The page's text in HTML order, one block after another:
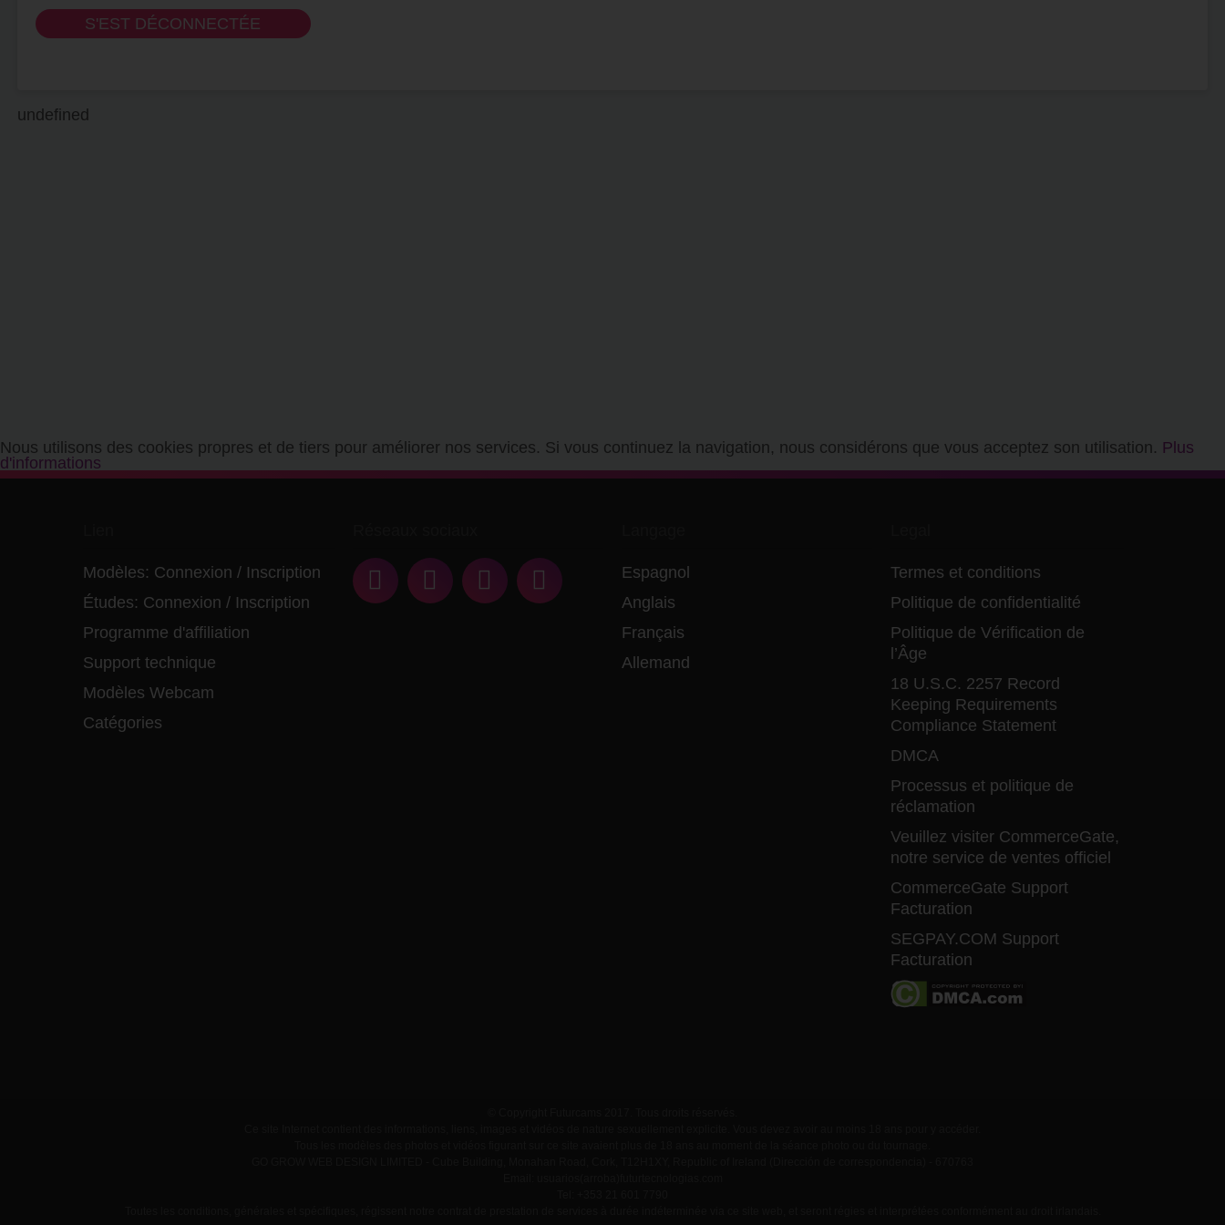
S'EST DÉCONNECTÉE
undefined
Nous utilisons des cookies propres et de tiers pour améliorer nos services. Si vous continuez la navigation, nous considérons que vous acceptez son utilisation. Plus
d'informations
Modèles: Connexion / Inscription
Études: Connexion / Inscription
Programme d'affiliation
Support technique
Modèles Webcam
Catégories
Espagnol
Anglais
Français
Allemand
Termes et conditions
Politique de confidentialité
Politique de Vérification de
l’Âge
18 U.S.C. 2257 Record
Keeping Requirements
Compliance Statement
DMCA
Processus et politique de
réclamation
Veuillez visiter CommerceGate,
notre service de ventes officiel
CommerceGate Support
Facturation
SEGPAY.COM Support
Facturation